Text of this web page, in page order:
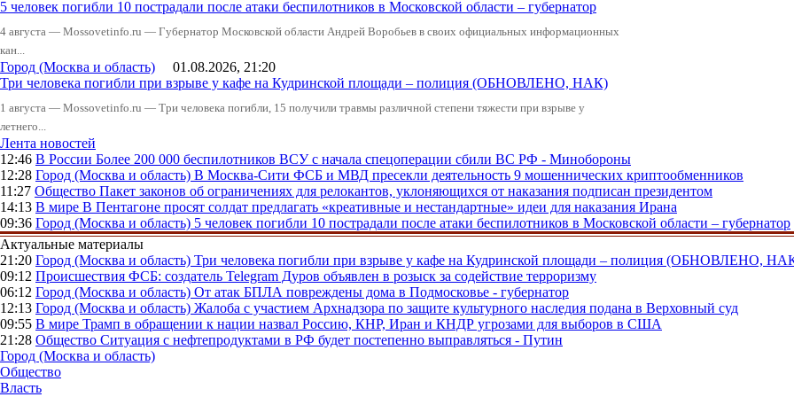
5 человек погибли 10 пострадали после атаки беспилотников в Московской области – губернатор
4 августа — Mossovetinfo.ru — Губернатор Московской области Андрей Воробьев в своих официальных информационных
кан...
Город (Москва и область) 01.08.2026, 21:20
Три человека погибли при взрыве у кафе на Кудринской площади – полиция (ОБНОВЛЕНО, НАК)
1 августа — Mossovetinfo.ru — Три человека погибли, 15 получили травмы различной степени тяжести при взрыве у
летнего...
Лента новостей
12:46 В России Более 200 000 беспилотников ВСУ с начала спецоперации сбили ВС РФ - Минобороны
12:28 Город (Москва и область) В Москва-Сити ФСБ и МВД пресекли деятельность 9 мошеннических криптообменников
11:27 Общество Пакет законов об ограничениях для релокантов, уклоняющихся от наказания подписан президентом
14:13 В мире В Пентагоне просят солдат предлагать «креативные и нестандартные» идеи для наказания Ирана
09:36 Город (Москва и область) 5 человек погибли 10 пострадали после атаки беспилотников в Московской области – губернатор
Актуальные материалы
21:20 Город (Москва и область) Три человека погибли при взрыве у кафе на Кудринской площади – полиция (ОБНОВЛЕНО,
09:12 Происшествия ФСБ: создатель Telegram Дуров объявлен в розыск за содействие терроризму
06:12 Город (Москва и область) От атак БПЛА повреждены дома в Подмосковье - губернатор
12:13 Город (Москва и область) Жалоба с участием Архнадзора по защите культурного наследия подана в Верховный суд
09:55 В мире Трамп в обращении к нации назвал Россию, КНР, Иран и КНДР угрозами для выборов в США
21:28 Общество Ситуация с нефтепродуктами в РФ будет постепенно выправляться - Путин
Город (Москва и область)
Общество
Власть